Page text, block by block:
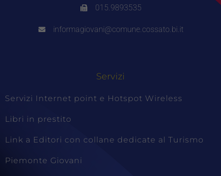
015.9893535
informagiovani@comune.cossato.bi.it
Servizi
Servizi Internet point e Hotspot Wireless
Libri in prestito
Link a Editori con collane dedicate al Turismo
Piemonte Giovani